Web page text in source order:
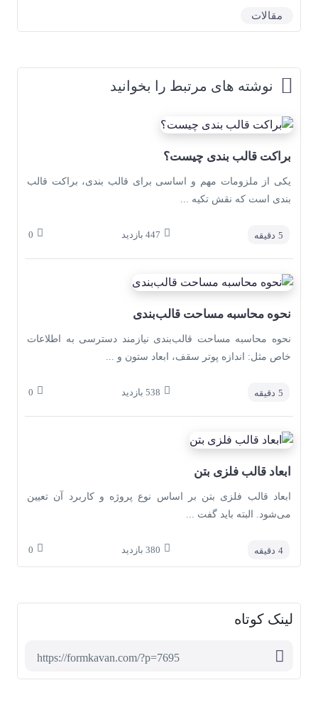
مقالات
نوشته های مرتبط را بخوانید
براکت قالب بندی چیست؟
یکی از ملزومات مهم و اساسی برای قالب بندی، براکت قالب
بندی است که نقش تکیه ...
5 دقیقه 447 بازدید 0
نحوه محاسبه مساحت قالب‌بندی
نحوه محاسبه مساحت قالب‌بندی نیازمند دسترسی به اطلاعات
خاص مثل: اندازه پوتر سقف، ابعاد ستون و ...
5 دقیقه 538 بازدید 0
ابعاد قالب فلزی بتن
ابعاد قالب فلزی بتن بر اساس نوع پروژه و کاربرد آن تعیین
می‌شود. البته باید گفت ...
4 دقیقه 380 بازدید 0
لینک کوتاه